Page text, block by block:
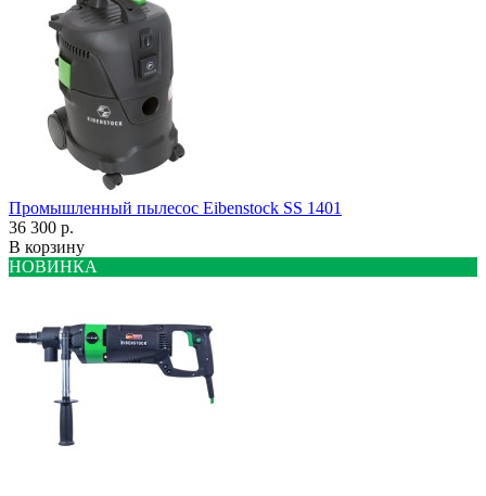
Промышленный пылесос Eibenstock SS 1401
36 300 р.
В корзину
НОВИНКА